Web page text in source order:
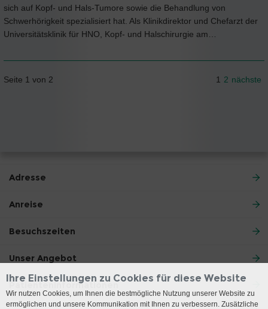
sich auf Kopf- und Hals-Tumore sowie die Behandlung von
Schwerhörigkeit spezialisiert hat. Als Klinikdirektor und Chefarzt der
Universitätsklinik für HNO, Kopf- und Halschirurgie am…
Seite 1 von 2 1 2 nächste
Adresse
Anreise
Besuchszeiten
Unser Angebot
Patienteninformationen
Ihre Einstellungen zu Cookies für diese Website
Wir nutzen Cookies, um Ihnen die bestmögliche Nutzung unserer Website zu
ermöglichen und unsere Kommunikation mit Ihnen zu verbessern. Zusätzliche